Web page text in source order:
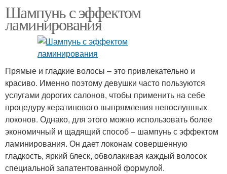
Шампунь с эффектом
ламинирования
Прямые и гладкие волосы – это привлекательно и
красиво. Именно поэтому девушки часто пользуются
услугами дорогих салонов, чтобы применить на себе
процедуру кератинового выпрямления непослушных
локонов. Однако, для этого можно использовать более
экономичный и щадящий способ – шампунь с эффектом
ламинирования. Он дает локонам совершенную
гладкость, яркий блеск, обволакивая каждый волосок
специальной запатентованной формулой.